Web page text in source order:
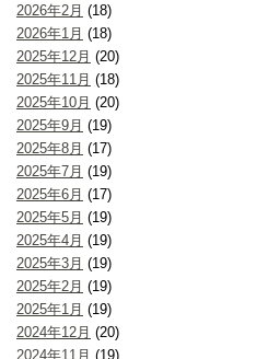
2026年2月 (18)
2026年1月 (18)
2025年12月 (20)
2025年11月 (18)
2025年10月 (20)
2025年9月 (19)
2025年8月 (17)
2025年7月 (19)
2025年6月 (17)
2025年5月 (19)
2025年4月 (19)
2025年3月 (19)
2025年2月 (19)
2025年1月 (19)
2024年12月 (20)
2024年11月 (19)